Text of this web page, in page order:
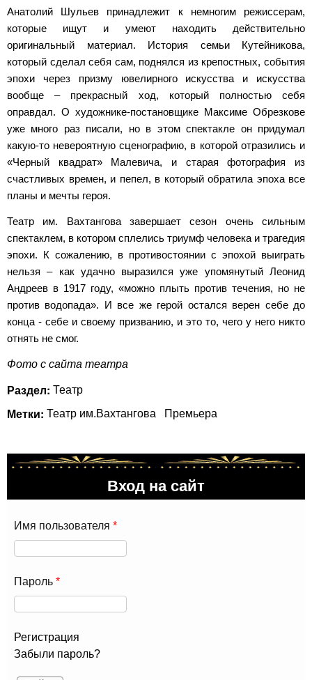
Анатолий Шульев принадлежит к немногим режиссерам,
которые ищут и умеют находить действительно
оригинальный материал. История семьи Кутейникова,
который сделал себя сам, поднялся из крепостных, события
эпохи через призму ювелирного искусства и искусства
вообще – прекрасный ход, который полностью себя
оправдал. О художнике-постановщике Максиме Обрезкове
уже много раз писали, но в этом спектакле он придумал
какую-то невероятную сценографию, в которой отразились и
«Черный квадрат» Малевича, и старая фотография из
счастливых времен, и пепел, в который обратила эпоха все
планы и мечты героя.
Театр им. Вахтангова завершает сезон очень сильным
спектаклем, в котором сплелись триумф человека и трагедия
эпохи. К сожалению, в противостоянии с эпохой выиграть
нельзя – как удачно выразился уже упомянутый Леонид
Андреев в 1917 году, «можно плыть против течения, но не
против водопада». И все же герой остался верен себе до
конца - себе и своему призванию, и это то, чего у него никто
отнять не смог.
Фото с сайта театра
Раздел: Театр
Метки: Театр им.Вахтангова Премьера
Вход на сайт
Имя пользователя *
Пароль *
Регистрация
Забыли пароль?